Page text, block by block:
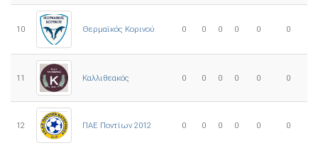
10 Θερμαϊκός Κορινού 0 0 0 0 0 0
11 Καλλιθεακός 0 0 0 0 0 0
12 ΠΑΕ Ποντίων 2012 0 0 0 0 0 0